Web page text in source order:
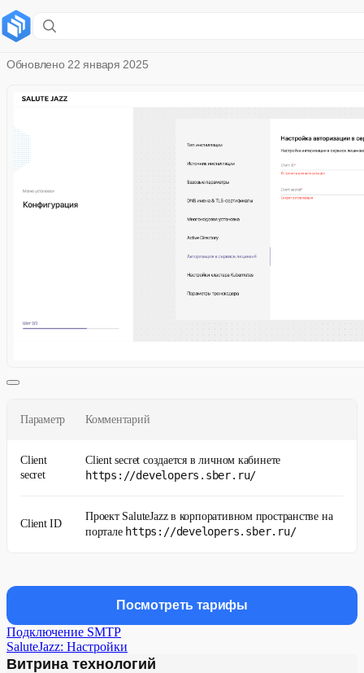
Авторизация в сервисе лицензий
Обновлено 22 января 2025
Параметр Комментарий
Client
secret
Client secret создается в личном кабинете
https://developers.sber.ru/
Client ID
Проект SaluteJazz в корпоративном пространстве на
портале https://developers.sber.ru/
Посмотреть тарифы
Подключение SMTP
SaluteJazz: Настройки
Витрина технологий